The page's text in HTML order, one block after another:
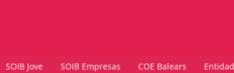
SOIB Jove SOIB Empresas COE Balears